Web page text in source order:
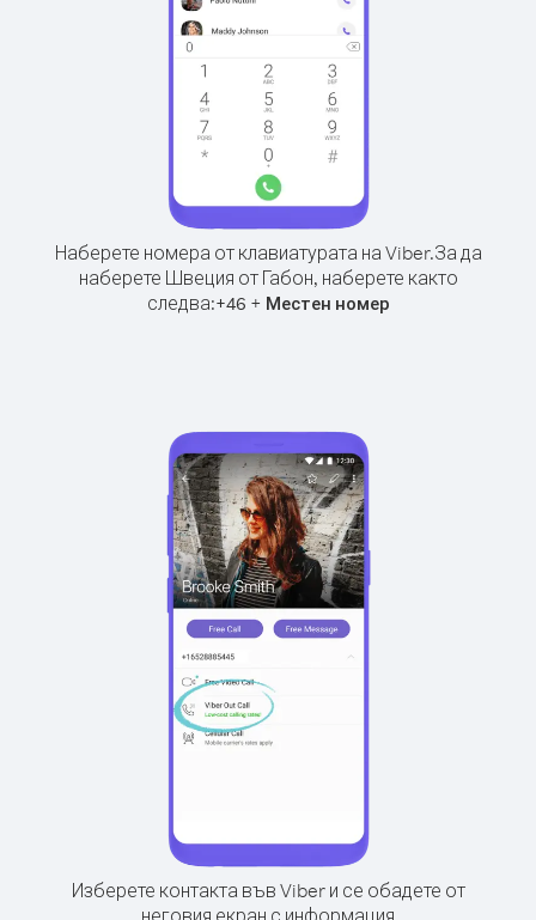
Наберете номера от клавиатурата на Viber.За да
наберете Швеция от Габон, наберете както
следва:+46 + Местен номер
Изберете контакта във Viber и се обадете от
неговия екран с информация